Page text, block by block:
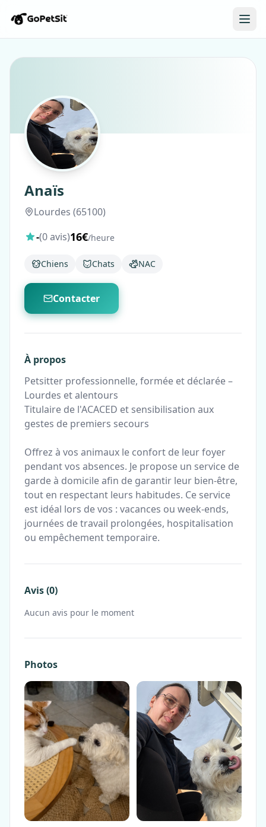
Anaïs
Lourdes (65100)
-(0 avis)16€/heure
Chiens Chats NAC
Contacter
À propos
Petsitter professionnelle, formée et déclarée –
Lourdes et alentours
Titulaire de l'ACACED et sensibilisation aux
gestes de premiers secours
Offrez à vos animaux le confort de leur foyer
pendant vos absences. Je propose un service de
garde à domicile afin de garantir leur bien-être,
tout en respectant leurs habitudes. Ce service
est idéal lors de vos : vacances ou week-ends,
journées de travail prolongées, hospitalisation
ou empêchement temporaire.
Avis (0)
Aucun avis pour le moment
Photos